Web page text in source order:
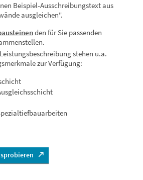
Beispiel-Ausschreibungstext aus
ausgleichen".
den für Sie passenden
stehen u.a.
zur Verfügung: